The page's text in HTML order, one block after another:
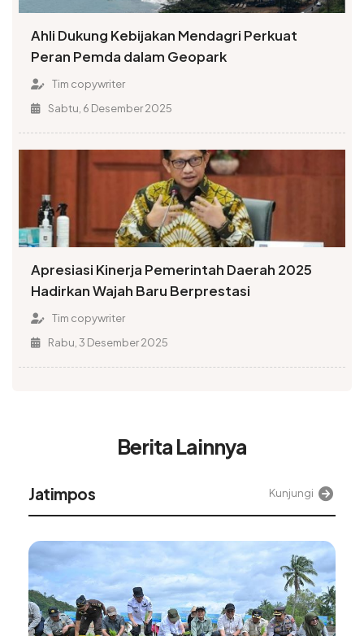
Ahli Dukung Kebijakan Mendagri Perkuat
Peran Pemda dalam Geopark
Tim copywriter
Sabtu, 6 Desember 2025
Apresiasi Kinerja Pemerintah Daerah 2025
Hadirkan Wajah Baru Berprestasi
Tim copywriter
Rabu, 3 Desember 2025
Berita Lainnya
Jatimpos Kunjungi